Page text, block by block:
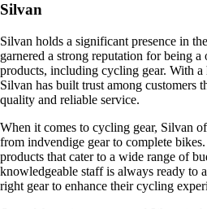
Silvan
Silvan holds a significant presence in
garnered a strong reputation for being
products, including cycling gear. With
Silvan has built trust among customers
quality and reliable service.
When it comes to cycling gear, Silvan
from indvendige gear to complete
products that cater to a wide range of
knowledgeable staff is always ready to
right gear to enhance their cycling